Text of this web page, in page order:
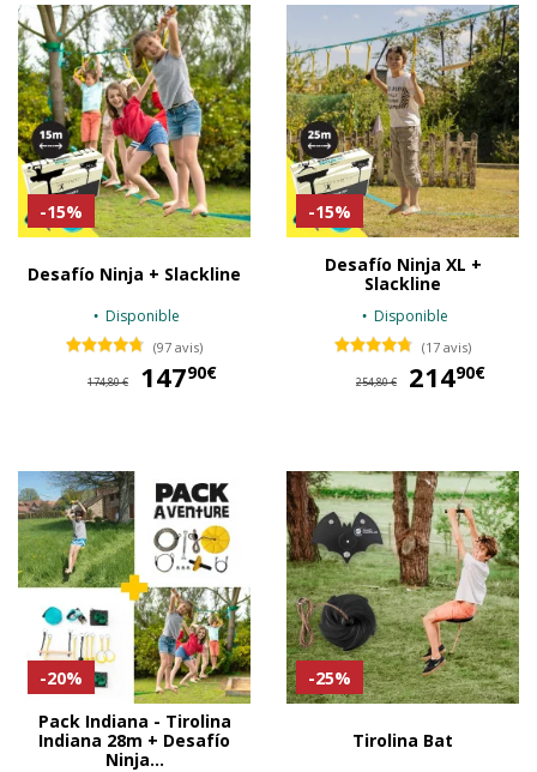
-15%
Desafío Ninja + Slackline
Disponible
(97 avis)
174,80 € 14790€
-15%
Desafío Ninja XL +
Slackline
Disponible
(17 avis)
254,80 € 21490€
-20%
Pack Indiana - Tirolina
Indiana 28m + Desafío
Ninja...
-25%
Tirolina Bat